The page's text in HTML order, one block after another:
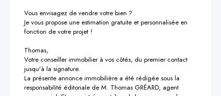
Vous envisagez de vendre votre bien ?
Je vous propose une estimation gratuite et personnalisée en
fonction de votre projet !
Thomas,
Votre conseiller immobilier à vos côtés, du premier contact
jusqu'à la signature.
La présente annonce immobilière a été rédigée sous la
responsabilité éditoriale de M. Thomas GRÉARD, agent